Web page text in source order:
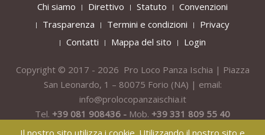
Chi siamo Direttivo Statuto
Convenzioni
Trasparenza
Termini e condizioni
Privacy
Contatti
Mappa del sito Login
Copyright © 2017 - 2026 Pro Loco Panza Ischia | Piazza
San Leonardo, 1 – 80075 Forio (NA) | email:
info@prolocopanzaischia.it
Tel. +39 081 908436 - Mob. +39 331 809 55 40
Il nostro sito utilizza i cookie. Utilizzando il nostro sito e